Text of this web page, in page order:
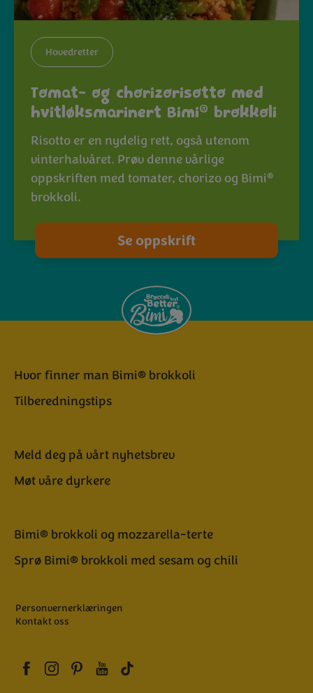
Hovedretter
Tomat- og chorizorisotto med
hvitløksmarinert Bimi® brokkoli
Risotto er en nydelig rett, også utenom
vinterhalvåret. Prøv denne vårlige
oppskriften med tomater, chorizo og Bimi®
brokkoli.
Se oppskrift
Hvor finner man Bimi® brokkoli
Tilberedningstips
Meld deg på vårt nyhetsbrev
Møt våre dyrkere
Bimi® brokkoli og mozzarella-terte
Sprø Bimi® brokkoli med sesam og chili
Personvernerklæringen
Kontakt oss